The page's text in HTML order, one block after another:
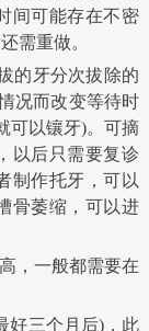
间可能存在不密
需重做。
的牙分次拔除的
况而改变等待时
可以镶牙)。可摘
以后只需要复诊
制作托牙，可以
骨萎缩，可以进
，一般都需要在
三个月后)，此